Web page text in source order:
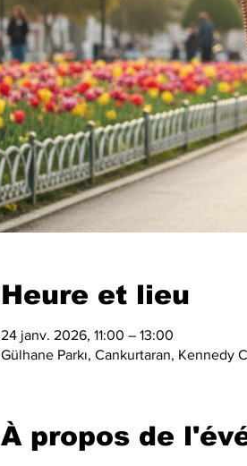
Heure et lieu
24 janv. 2026, 11:00 – 13:00
Gülhane Parkı, Cankurtaran, Kennedy
À propos de